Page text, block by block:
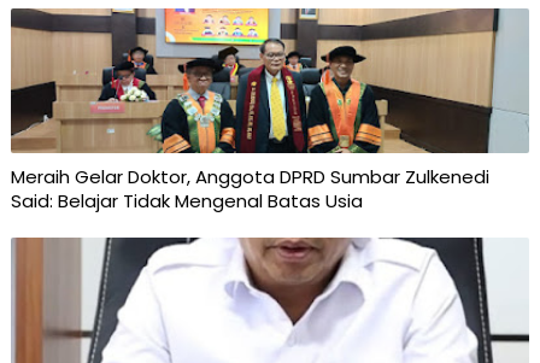
Meraih Gelar Doktor, Anggota DPRD Sumbar Zulkenedi
Said: Belajar Tidak Mengenal Batas Usia